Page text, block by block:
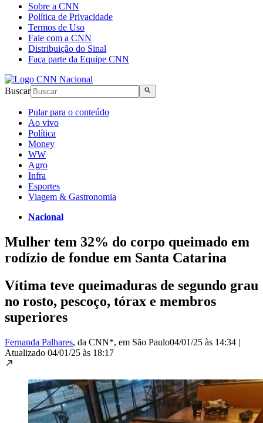
Sobre a CNN
Política de Privacidade
Termos de Uso
Fale com a CNN
Distribuição do Sinal
Faça parte da Equipe CNN
Buscar
Pular para o conteúdo
Ao vivo
Política
Money
WW
Agro
Infra
Esportes
Viagem & Gastronomia
Nacional
Mulher tem 32% do corpo queimado em
rodízio de fondue em Santa Catarina
Vítima teve queimaduras de segundo grau
no rosto, pescoço, tórax e membros
superiores
Fernanda Palhares, da CNN*, em São Paulo04/01/25 às 14:34 |
Atualizado 04/01/25 às 18:17